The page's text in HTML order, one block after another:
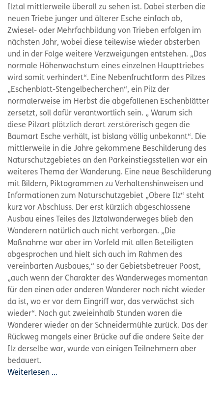
Ilztal mittlerweile überall zu sehen ist. Dabei sterben die
neuen Triebe junger und älterer Esche einfach ab,
Zwiesel- oder Mehrfachbildung von Trieben erfolgen im
nächsten Jahr, wobei diese teilewise wieder absterben
und in der Folge weitere Verzweigungen entstehen. „Das
normale Höhenwachstum eines einzelnen Haupttriebes
wird somit verhindert“. Eine Nebenfruchtform des Pilzes
„Eschenblatt-Stengelbecherchen“, ein Pilz der
normalerweise im Herbst die abgefallenen Eschenblätter
zersetzt, soll dafür verantwortlich sein. „ Warum sich
diese Pilzart plötzlich derart zerstörerisch gegen die
Baumart Esche verhält, ist bislang völlig unbekannt“. Die
mittlerweile in die Jahre gekommene Beschilderung des
Naturschutzgebietes an den Parkeinstiegsstellen war ein
weiteres Thema der Wanderung. Eine neue Beschilderung
mit Bildern, Piktogrammen zu Verhaltenshinweisen und
Informationen zum Naturschutzgebiet „Obere Ilz“ steht
kurz vor Abschluss. Der erst kürzlich abgeschlossene
Ausbau eines Teiles des Ilztalwanderweges blieb den
Wanderern natürlich auch nicht verborgen. „Die
Maßnahme war aber im Vorfeld mit allen Beteiligten
abgesprochen und hielt sich auch im Rahmen des
vereinbarten Ausbaues,“ so der Gebietsbetreuer Poost,
„auch wenn der Charakter des Wanderweges momentan
für den einen oder anderen Wanderer noch nicht wieder
da ist, wo er vor dem Eingriff war, das verwächst sich
wieder“. Nach gut zweieinhalb Stunden waren die
Wanderer wieder an der Schneidermühle zurück. Das der
Rückweg mangels einer Brücke auf die andere Seite der
Ilz derselbe war, wurde von einigen Teilnehmern aber
bedauert.
Weiterlesen …